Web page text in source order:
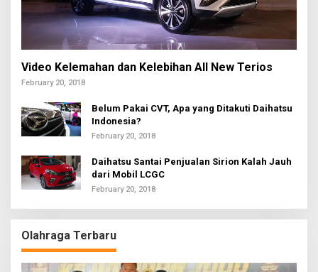
Video Kelemahan dan Kelebihan All New Terios
February 20, 2018
Belum Pakai CVT, Apa yang Ditakuti Daihatsu
Indonesia?
February 20, 2018
Daihatsu Santai Penjualan Sirion Kalah Jauh
dari Mobil LCGC
February 20, 2018
Olahraga Terbaru